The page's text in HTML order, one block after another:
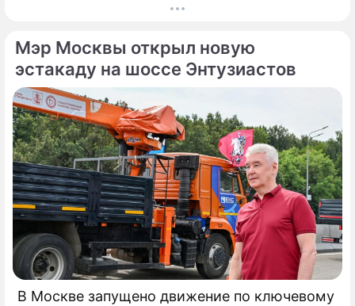
регионального правительства, губернатор
сделал символическое сбрасывание шайбы
на «Арене Мытищи».
Мэр Москвы открыл новую
эстакаду на шоссе Энтузиастов
В Москве запущено движение по ключевому